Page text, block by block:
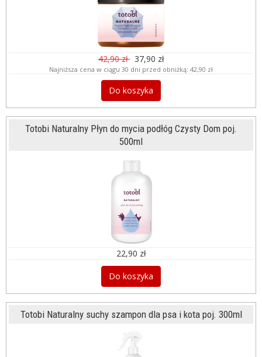
42,90 zł 37,90 zł
Najniższa cena w ciągu 30 dni przed obniżką: 42,90 zł
Do koszyka
Totobi Naturalny Płyn do mycia podłóg Czysty Dom poj.
500ml
22,90 zł
Do koszyka
Totobi Naturalny suchy szampon dla psa i kota poj. 300ml